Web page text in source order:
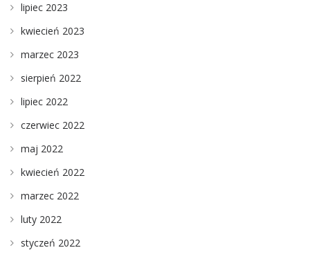
lipiec 2023
kwiecień 2023
marzec 2023
sierpień 2022
lipiec 2022
czerwiec 2022
maj 2022
kwiecień 2022
marzec 2022
luty 2022
styczeń 2022